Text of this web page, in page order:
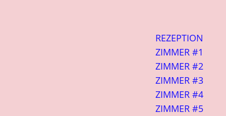
REZEPTION
ZIMMER #1
ZIMMER #2
ZIMMER #3
ZIMMER #4
ZIMMER #5